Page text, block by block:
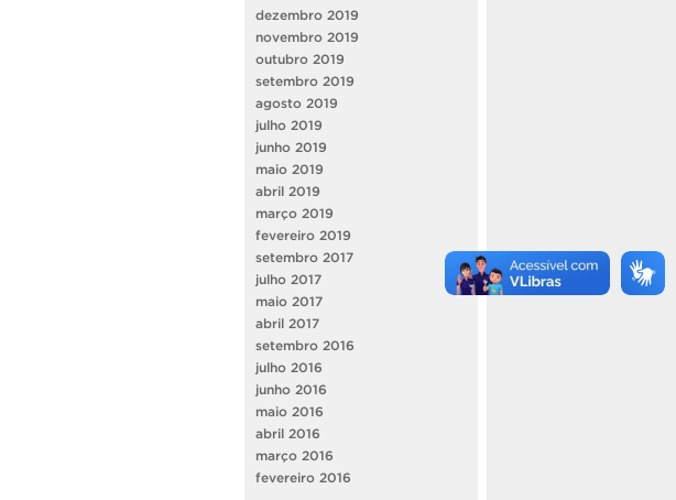
dezembro 2019
novembro 2019
outubro 2019
setembro 2019
agosto 2019
julho 2019
junho 2019
maio 2019
abril 2019
março 2019
fevereiro 2019
setembro 2017
julho 2017
maio 2017
abril 2017
setembro 2016
julho 2016
junho 2016
maio 2016
abril 2016
março 2016
fevereiro 2016